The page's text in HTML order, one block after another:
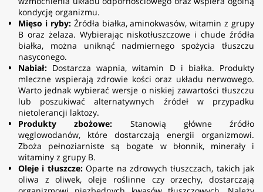
kondycję organizmu.
Mięso i ryby:Źródła białka, aminokwasów, witamin z grupy
B oraz żelaza. Wybierając niskotłuszczowe i chude źródła
białka, można uniknąć nadmiernego spożycia tłuszczu
nasyconego.
Nabiał: Dostarcza wapnia, witamin D i białka. Produkty
mleczne wspierają zdrowie kości oraz układu nerwowego.
Warto jednak wybierać wersje o niskiej zawartości tłuszczu
lub poszukiwać alternatywnych źródeł w przypadku
nietolerancji laktozy.
Produkty zbożowe: Stanowią główne źródło
węglowodanów, które dostarczają energii organizmowi.
Zboża pełnoziarniste są bogate w błonnik, minerały i
witaminy z grupy B.
Oleje i tłuszcze:Oparte na zdrowych tłuszczach, takich jak
oliwa z oliwek, oleje roślinne czy orzechy, dostarczają